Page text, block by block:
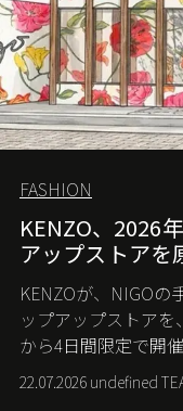
FASHION
KENZO、2026
アップストアを
KENZOが、NIGOの
ップアップストアを
から4日間限定で開
た空間で、メゾンの
コレクションを紹介
22.07.2026 undefined